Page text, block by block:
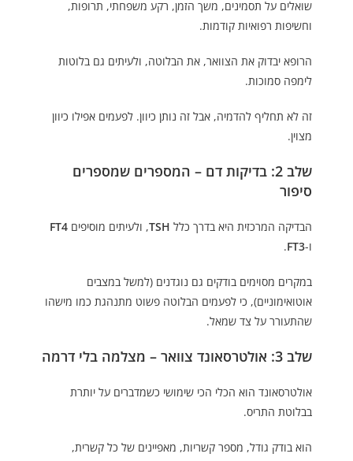
שואלים על תסמינים, משך הזמן, רקע משפחתי, תרופות,
וחשיפות רפואיות קודמות.
הרופא יבדוק את הצוואר, את הבלוטה, ולעיתים גם בלוטות
לימפה סמוכות.
זה לא תחליף להדמיה, אבל זה נותן כיוון. לפעמים אפילו כיוון
מצוין.
שלב 2: בדיקות דם – המספרים שמספרים
סיפור
הבדיקה המרכזית היא בדרך כלל TSH, ולעיתים מוסיפיםFT4
ו-FT3
.
במקרים מסוימים בודקים גם נוגדנים (למשל במצבים
אוטואימוניים), כי לפעמים הבלוטה פשוט מתנהגת כמו מישהו
שהתעורר על צד שמאל.
שלב 3: אולטרסאונד צוואר – מצלמה בלי דרמה
אולטרסאונד הוא הכלי הכי שימושי כשמדברים על יותרת
בבלוטת התריס.
הוא בודק גודל, מספר קשריות, מאפיינים של כל קשרית,